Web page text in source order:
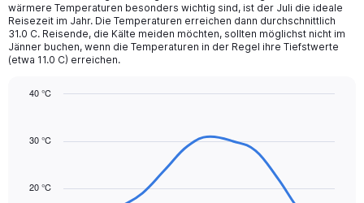
The
chart
has
1
Y
displaying
wärmere Temperaturen besonders wichtig sind, ist der Juli die ideale
Reisezeit im Jahr. Die Temperaturen erreichen dann durchschnittlich
31.0 C. Reisende, die Kälte meiden möchten, sollten möglichst nicht im
Jänner buchen, wenn die Temperaturen in der Regel ihre Tiefstwerte
(etwa 11.0 C) erreichen.
with
20 °C
30 °C
40 °C